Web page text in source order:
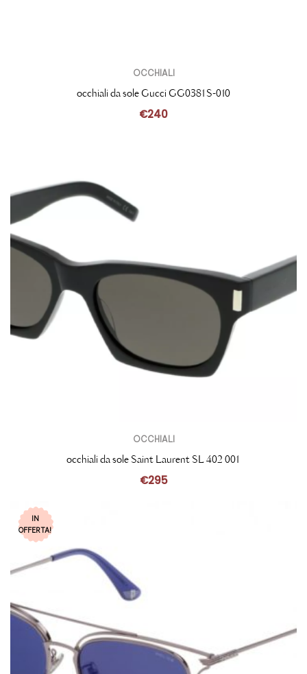
OCCHIALI
occhiali da sole Gucci GG0381S-010
€240
OCCHIALI
occhiali da sole Saint Laurent SL 402 001
€295
IN
OFFERTA!